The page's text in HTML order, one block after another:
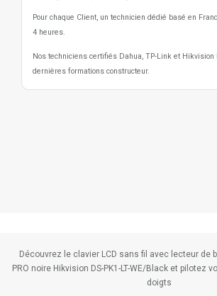
Pour chaque Client, un technicien dédié basé en
4 heures.
Nos techniciens certifiés Dahua, TP-Link et
dernières formations constructeur.
Découvrez le clavier LCD sans fil avec lecteur de
PRO noire Hikvision DS-PK1-LT-WE/Black et pilotez
doigts